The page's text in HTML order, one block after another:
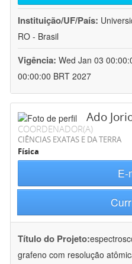
Instituição/UF/País:
RO - Brasil
Vigência: Wed Jan 03
00:00:00 BRT 2027
Ado
COORDENADOR(A)
CIÊNCIAS EXATAS E DA TERRA
Física
E-
Título do Projeto:
grafeno com resolução